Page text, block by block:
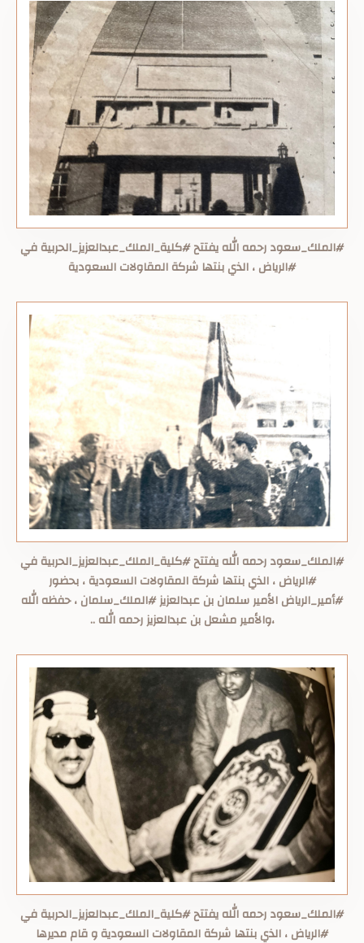
#الملك_سعود رحمه الله يفتتح #كلية_الملك_عبدالعزيز_الحربية في
#الرياض ، الذي بنتها شركة المقاولات السعودية
#الملك_سعود رحمه الله يفتتح #كلية_الملك_عبدالعزيز_الحربية في
#الرياض ، الذي بنتها شركة المقاولات السعودية ، بحضور
#أمير_الرياض الأمير سلمان بن عبدالعزيز #الملك_سلمان ، حفظه الله
،والأمير مشعل بن عبدالعزيز رحمه الله ..
#الملك_سعود رحمه الله يفتتح #كلية_الملك_عبدالعزيز_الحربية في
#الرياض ، الذي بنتها شركة المقاولات السعودية و قام مديرها